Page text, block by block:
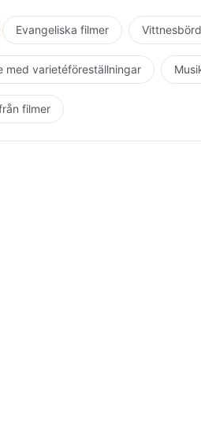
honom, och han använder
att vittna om honom. Han har
och vittnesbörd från folk av
är meriterade att vittna om
att vittna om honom.
Evangeliska filmer
med varietéföreställningar
filmer